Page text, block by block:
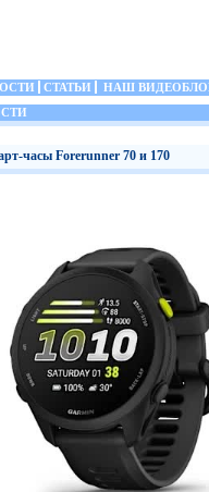
СТАТЬИ
НАШ
часы Forerunner 70 и 170